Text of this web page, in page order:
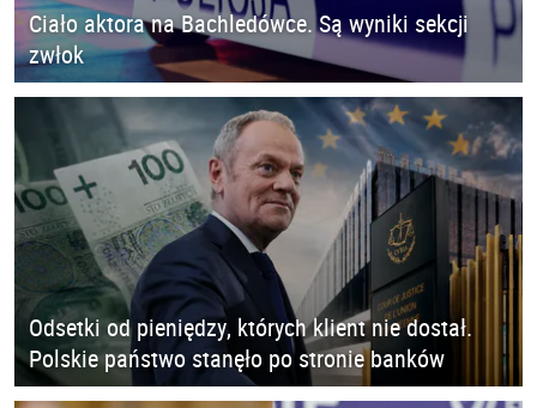
Ciało aktora na Bachledówce. Są wyniki sekcji
zwłok
Odsetki od pieniędzy, których klient nie dostał.
Polskie państwo stanęło po stronie banków